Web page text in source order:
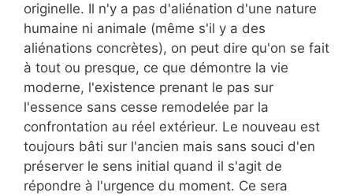
originelle. Il n'y a pas d'aliénation d'une nature
humaine ni animale (même s'il y a des
aliénations concrètes), on peut dire qu'on se fait
à tout ou presque, ce que démontre la vie
moderne, l'existence prenant le pas sur
l'essence sans cesse remodelée par la
confrontation au réel extérieur. Le nouveau est
toujours bâti sur l'ancien mais sans souci d'en
préserver le sens initial quand il s'agit de
répondre à l'urgence du moment. Ce sera